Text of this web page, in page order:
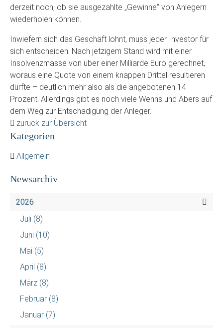
derzeit noch, ob sie ausgezahlte „Gewinne“ von Anlegern
wiederholen können.
Inwiefern sich das Geschäft lohnt, muss jeder Investor für
sich entscheiden. Nach jetzigem Stand wird mit einer
Insolvenzmasse von über einer Milliarde Euro gerechnet,
woraus eine Quote von einem knappen Drittel resultieren
dürfte – deutlich mehr also als die angebotenen 14
Prozent. Allerdings gibt es noch viele Wenns und Abers auf
dem Weg zur Entschädigung der Anleger.
zurück zur Übersicht
Kategorien
Allgemein
Newsarchiv
2026
Juli (8)
Juni (10)
Mai (5)
April (8)
März (8)
Februar (8)
Januar (7)